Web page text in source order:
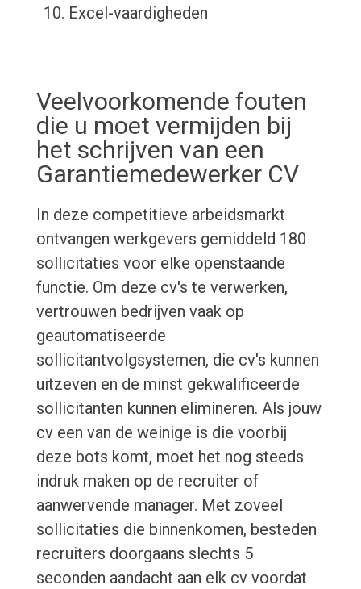
Excel-vaardigheden
Veelvoorkomende fouten
die u moet vermijden bij
het schrijven van een
Garantiemedewerker CV
In deze competitieve arbeidsmarkt
ontvangen werkgevers gemiddeld 180
sollicitaties voor elke openstaande
functie. Om deze cv's te verwerken,
vertrouwen bedrijven vaak op
geautomatiseerde
sollicitantvolgsystemen, die cv's kunnen
uitzeven en de minst gekwalificeerde
sollicitanten kunnen elimineren. Als jouw
cv een van de weinige is die voorbij
deze bots komt, moet het nog steeds
indruk maken op de recruiter of
aanwervende manager. Met zoveel
sollicitaties die binnenkomen, besteden
recruiters doorgaans slechts 5
seconden aandacht aan elk cv voordat